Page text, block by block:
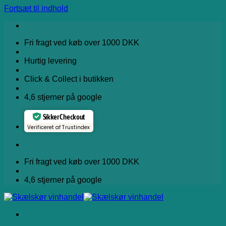
Fortsæt til indhold
Fri fragt ved køb over 1000 DKK
Hurtig levering
Click & Collect i butikken
4,6 stjerner på google
Sikker Checkout
Verificeret af Trustindex
Fri fragt ved køb over 1000 DKK
4,6 stjerner på google